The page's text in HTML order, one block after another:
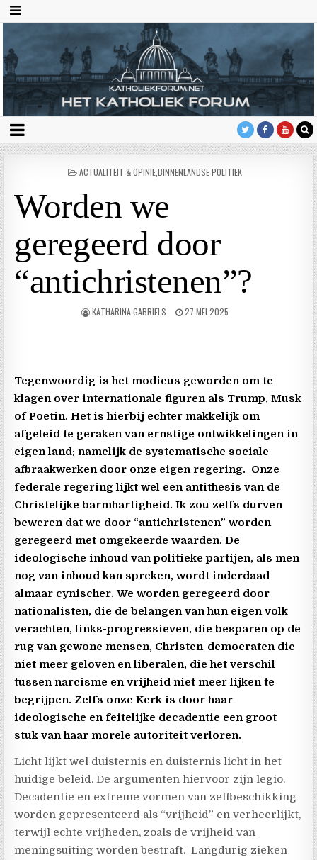
GEPLAATST
ACTUALITEIT & OPINIEBINNENLANDSE POLITIEK
Worden we
geregeerd door
“antichristenen”?
KATHARINA GABRIELS 27 MEI 2025
Tegenwoordig is het modieus geworden om te
klagen over internationale figuren als Trump, Musk
of Poetin. Het is hierbij echter makkelijk om
afgeleid te geraken van ernstige ontwikkelingen in
eigen land: namelijk de systematische sociale
afbraakwerken door onze eigen regering. Onze
federale regering lijkt wel een antithesis van de
Christelijke barmhartigheid. Ik zou zelfs durven
beweren dat we door “antichristenen” worden
geregeerd met omgekeerde waarden. De
ideologische inhoud van politieke partijen, als men
nog van inhoud kan spreken, wordt inderdaad
almaar cynischer. We worden geregeerd door
nationalisten, die de belangen van hun eigen volk
verachten, links-progressieven, die besparen op de
rug van gewone mensen, Christen-democraten die
niet meer geloven en liberalen, die het verschil
tussen narcisme en vrijheid niet meer lijken te
begrijpen. Zelfs onze Kerk is door haar
ideologische en feitelijke decadentie een groot
stuk van haar morele autoriteit verloren.
Licht lijkt wel duisternis en duisternis licht in het
huidige beleid. De argumenten hiervoor zijn legio.
Decadentie en extreme vormen van zelfbeschikking
worden gepresenteerd als “vrijheid” en verheerlijkt,
terwijl echte vrijheden, zoals de vrijheid van
meningsuiting worden bestraft. Langdurig zieken